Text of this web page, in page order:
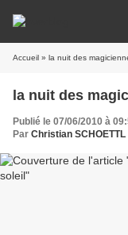
Accueil » la nuit des
la nuit des
Publié le 07/06/2010 à
Par Christian SCHOETTL